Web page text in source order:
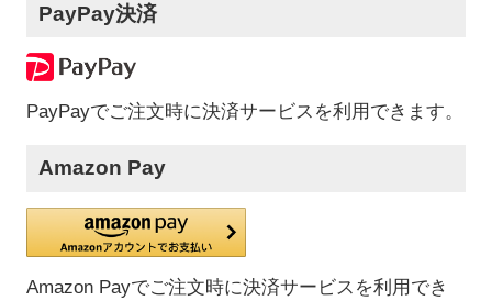
PayPay決済
PayPayでご注文時に決済サービスを利用できます。
Amazon Pay
Amazon Payでご注文時に決済サービスを利用でき